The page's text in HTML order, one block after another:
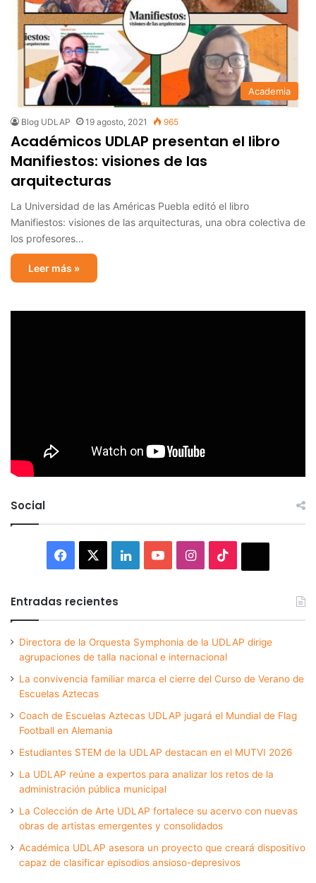
Academia
Blog UDLAP 19 agosto, 2021 965
Académicos UDLAP presentan el libro
Manifiestos: visiones de las
arquitecturas
La Universidad de las Américas Puebla editó el libro
Manifiestos: visiones de las arquitecturas, una obra colectiva de
los profesores…
Leer más »
Social
Facebook LinkedInYouTubeInstagram
Entradas recientes
Directora de la Orquesta Symphonia de la UDLAP dirige
agrupaciones de talla nacional e internacional
La convivencia familiar marca el cierre del Curso de Verano de
Escuelas Aztecas
Coach de Escuelas Aztecas UDLAP jugará el Mundial de Flag
Football en Alemania
Estudiantes STEM de la UDLAP destacan en el MUTVI 2026
La UDLAP reúne a expertos para analizar los retos de la
administración pública municipal
La Colección de Arte UDLAP fortalece su acervo con nuevas
obras de artistas emergentes y consolidados
Académica UDLAP asesora un proyecto que creará dispositivo
capaz de clasificar episodios ansioso-depresivos